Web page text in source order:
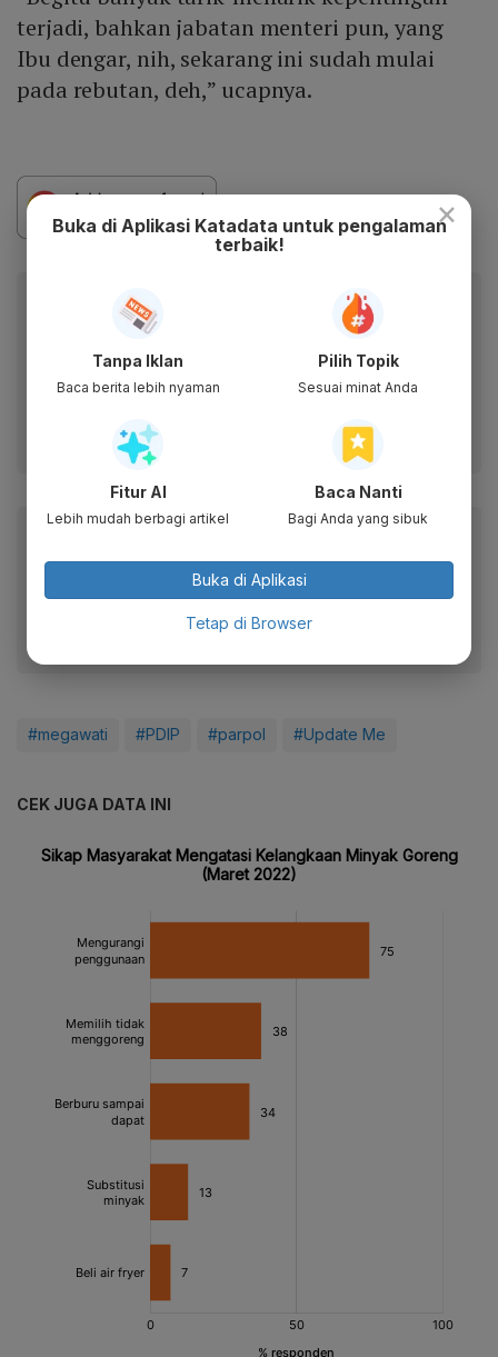
terjadi, bahkan jabatan menteri pun, yang
Ibu dengar, nih, sekarang ini sudah mulai
pada rebutan, deh,” ucapnya.
Berita Katadata.co.id di WhatsApp
Anda
Dapatkan akses cepat ke berita terkini dan data
berharga dari WhatsApp Channel Katadata.co.id
Ikuti kami
Baca artikel ini lewat aplikasi mobile.
Dapatkan pengalaman membaca lebih nyaman dan nikmati
fitur menarik lainnya lewat aplikasi mobile Katadata.
#megawati #PDIP #parpol #Update Me
CEK JUGA DATA INI
×
Buka di Aplikasi Katadata untuk pengalaman
terbaik!
Tanpa Iklan
Baca berita lebih nyaman
Pilih Topik
Sesuai minat Anda
Fitur AI
Lebih mudah berbagi artikel
Baca Nanti
Bagi Anda yang sibuk
Buka di Aplikasi
Tetap di Browser